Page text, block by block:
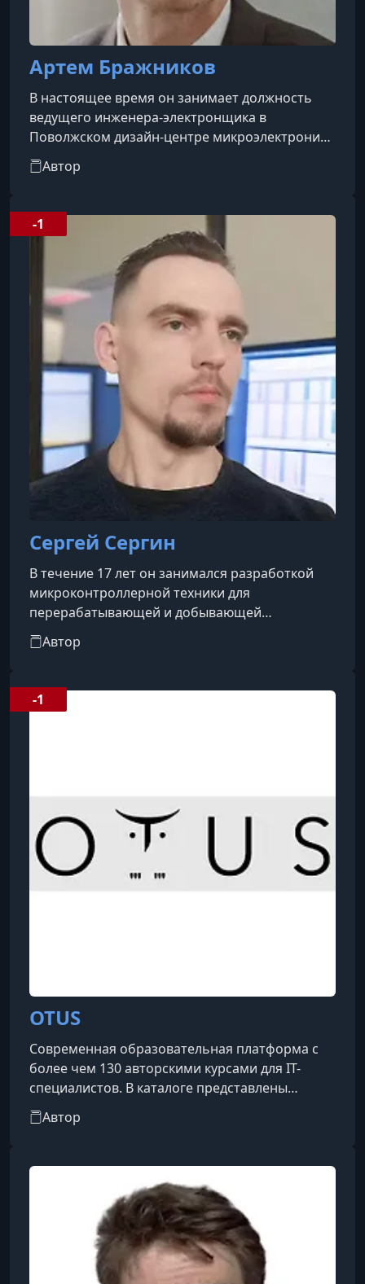
Артем Бражников
В настоящее время он занимает должность
ведущего инженера-электронщика в
Поволжском дизайн-центре микроэлектроники
«Бином», где отвечает за разработку
принципиальных схем, проектирование
для микроконтроллеров. До этого в течение
трёх лет работал инженером-электронщиком
на фрилансе, выполняя полный цикл
разработки — от схемотехники до
изготовления корпусов приборов.Имеет опыт
педагогической деятельности:
Автор
Сергей Сергин
В течение 17 лет он занимался разработкой
микроконтроллерной техники для
перерабатывающей и добывающей
промышленности, медицинской сферы,
диагностического оборудования и ряда
руководил техническими процессами на
производстве светотехнического
измерительное и ре
Автор
-1
OTUS
Современная образовательная платформа с
более чем 130 авторскими курсами для IT-
специалистов. В каталоге представлены
направления от программирования и
тестирования до инфраструктуры,
Science. Программы обучения разработаны
для разных уровней подготовки: как для
начинающих, так и для опытных специалистов,
стремящихся получить продвинутые
навыки.Главная цель OTUS — создать
осмысленное обучение, которое соединяе
Автор
-1